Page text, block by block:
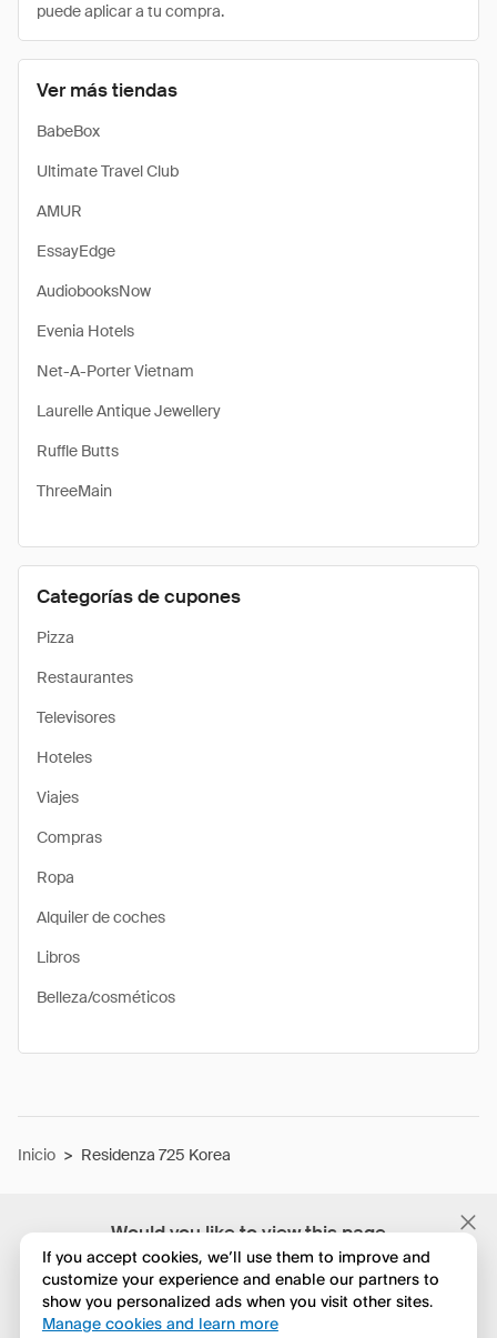
Would you like to view this page
in English?
No, seguir navegando
Ver más tiendas
BabeBox
Ultimate Travel Club
AMUR
EssayEdge
AudiobooksNow
Evenia Hotels
Net-A-Porter Vietnam
Laurelle Antique Jewellery
Ruffle Butts
ThreeMain
Categorías de cupones
Pizza
Restaurantes
Televisores
Hoteles
Viajes
Compras
Ropa
Alquiler de coches
Libros
Belleza/cosméticos
puede aplicar a tu compra.
Inicio > Residenza 725 Korea
If you accept cookies, we’ll use them to improve and
customize your experience and enable our partners to
show you personalized ads when you visit other sites.
Manage cookies and learn more